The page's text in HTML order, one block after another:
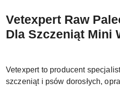
Vetexpert Raw
Dla Szczeniąt Mini
Vetexpert to producent
szczeniąt i psów dorosłych,